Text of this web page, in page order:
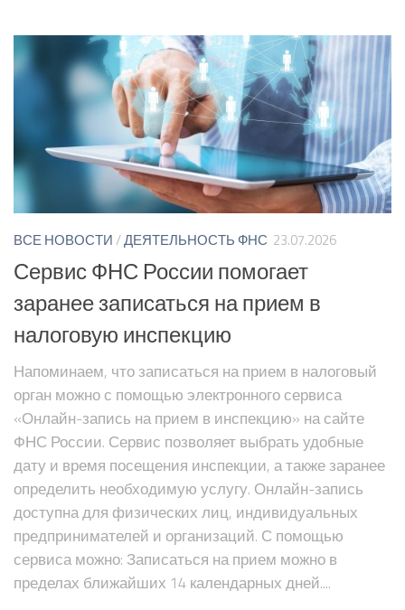
ВСЕ НОВОСТИ/ДЕЯТЕЛЬНОСТЬ ФНС 23.07.2026
Сервис ФНС России помогает
заранее записаться на прием в
налоговую инспекцию
Напоминаем, что записаться на прием в налоговый
орган можно с помощью электронного сервиса
«Онлайн-запись на прием в инспекцию» на сайте
ФНС России. Сервис позволяет выбрать удобные
дату и время посещения инспекции, а также заранее
определить необходимую услугу. Онлайн-запись
доступна для физических лиц, индивидуальных
предпринимателей и организаций. С помощью
сервиса можно: Записаться на прием можно в
пределах ближайших 14 календарных дней....